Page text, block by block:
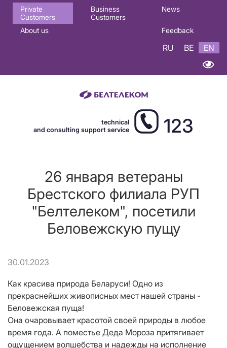
Основная
навигация
Private
Customers
Business
Customers
News
About us Feedback
RU BE EN
technical
and consulting support service
123
26 января ветераны
Брестского филиала РУП
"Белтелеком", посетили
Беловежскую пущу
30.01.2023
Как красива природа Беларуси! Одно из
прекраснейших живописных мест нашей страны -
Беловежская пуща!
Она очаровывает красотой своей природы в любое
время года. А поместье Деда Мороза притягивает
ощущением волшебства и надежды на исполнение